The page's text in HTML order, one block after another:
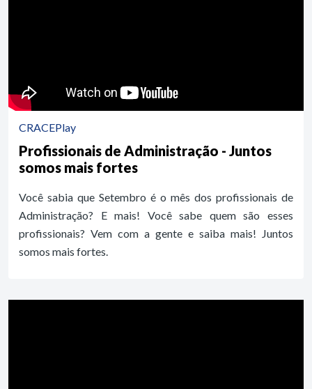
CRACEPlay
Profissionais de Administração - Juntos
somos mais fortes
Você sabia que Setembro é o mês dos profissionais de
Administração? E mais! Você sabe quem são esses
profissionais? Vem com a gente e saiba mais! Juntos
somos mais fortes.